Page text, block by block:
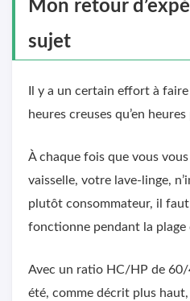
Mon retour
sujet
Il y a un certain effort à
heures creuses qu’en heures
À chaque fois que vous
vaisselle, votre lave-linge,
plutôt consommateur, il faut
fonctionne pendant la plage
Avec un ratio HC/HP de
été, comme décrit plus